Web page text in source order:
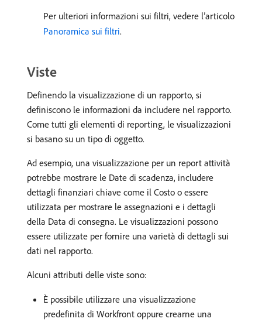
Per ulteriori informazioni sui filtri, vedere l’articolo
Panoramica sui filtri.
Viste
Definendo la visualizzazione di un rapporto, si
definiscono le informazioni da includere nel rapporto.
Come tutti gli elementi di reporting, le visualizzazioni
si basano su un tipo di oggetto.
Ad esempio, una visualizzazione per un report attività
potrebbe mostrare le Date di scadenza, includere
dettagli finanziari chiave come il Costo o essere
utilizzata per mostrare le assegnazioni e i dettagli
della Data di consegna. Le visualizzazioni possono
essere utilizzate per fornire una varietà di dettagli sui
dati nel rapporto.
Alcuni attributi delle viste sono:
È possibile utilizzare una visualizzazione
predefinita di Workfront oppure crearne una